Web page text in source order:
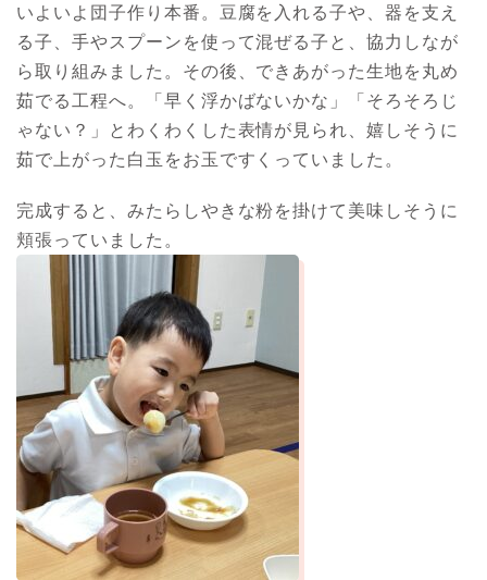
いよいよ団子作り本番。豆腐を入れる子や、器を支え
る子、手やスプーンを使って混ぜる子と、協力しなが
ら取り組みました。その後、できあがった生地を丸め
茹でる工程へ。「早く浮かばないかな」「そろそろじ
ゃない？」とわくわくした表情が見られ、嬉しそうに
茹で上がった白玉をお玉ですくっていました。
完成すると、みたらしやきな粉を掛けて美味しそうに
頬張っていました。